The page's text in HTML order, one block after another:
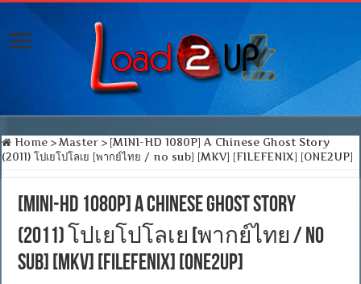
Home > Master > [MINI-HD 1080P] A Chinese Ghost Story
(2011) โปเยโปโลเย [พากย์ไทย / no sub] [MKV] [FILEFENIX] [ONE2UP]
[MINI-HD 1080P] A Chinese Ghost Story
(2011) โปเยโปโลเย [พากย์ไทย / no
sub] [MKV] [FILEFENIX] [ONE2UP]